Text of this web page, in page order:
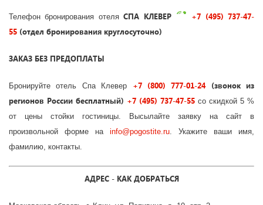
Телефон бронирования отеляСПА КЛЕВЕР
+7 (495) 737-47-
55 (отдел бронирования круглосуточно)
ЗАКАЗ БЕЗ ПРЕДОПЛАТЫ
Бронируйте отель Спа Клевер +7 (800) 777-01-24(звонок из
регионов России бесплатный) +7 (495) 737-47-55 со скидкой 5 %
от цены стойки гостиницы. Высылайте заявку на сайт в
произвольной форме на info@pogostite.ru. Укажите ваши имя,
фамилию, контакты.
АДРЕС - КАК ДОБРАТЬСЯ